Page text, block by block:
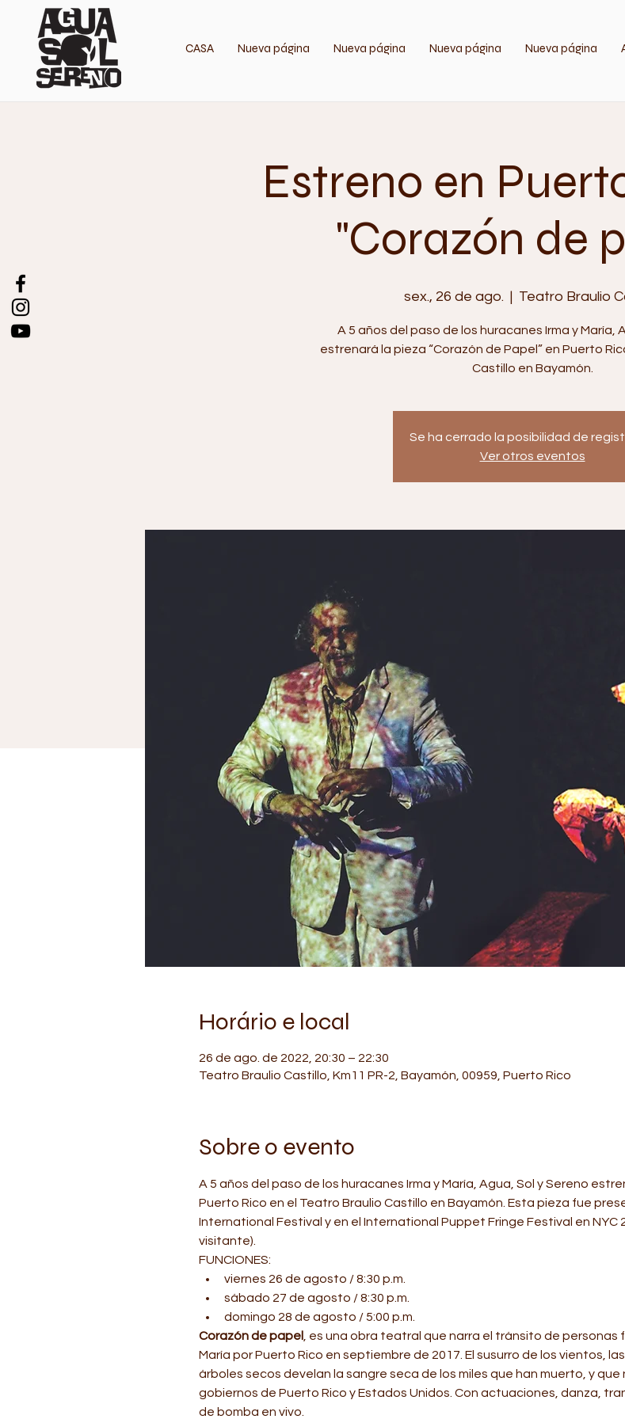
CASA Nueva página Nueva página Nueva página Nueva página
Estreno en
"Corazón de
sex., 26 de ago.
  |
Teatro Braulio
A 5 años del paso de los huracanes Irma y María,
estrenará la pieza “Corazón de Papel” en Puerto
Castillo en Bayamón.
Se ha cerrado la posibilidad de
Ver otros eventos
Horário e local
26 de ago. de 2022, 20:30 – 22:30
Teatro Braulio Castillo, Km11 PR-2, Bayamón, 00959, Puerto Rico
Sobre o evento
A 5 años del paso de los huracanes Irma y María, Agua, Sol y Sereno
Puerto Rico en el Teatro Braulio Castillo en Bayamón. Esta pieza fue
International Festival y en el International Puppet Fringe Festival en NYC
visitante).
FUNCIONES:
viernes 26 de agosto / 8:30 p.m.
sábado 27 de agosto / 8:30 p.m.
domingo 28 de agosto / 5:00 p.m.
Corazón de papel
, es una obra teatral que narra el tránsito de
María por Puerto Rico en septiembre de 2017. El susurro de los vientos,
árboles secos develan la sangre seca de los miles que han muerto, y
gobiernos de Puerto Rico y Estados Unidos. Con actuaciones, danza,
de bomba en vivo.